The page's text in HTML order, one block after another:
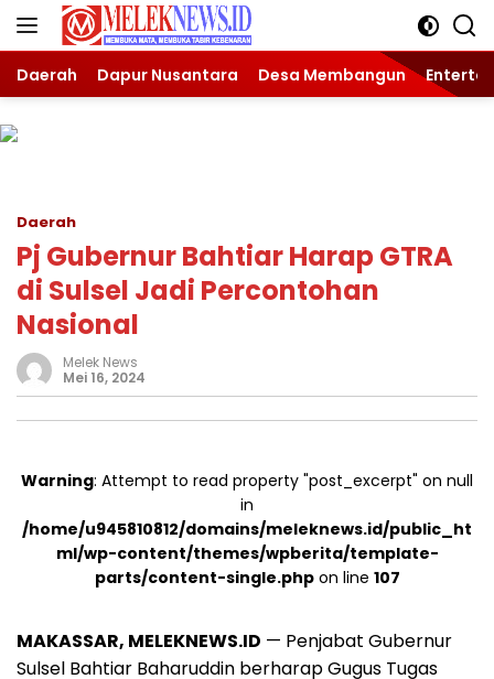
Langsung
Daerah Dapur Nusantara Desa Membangun
Daerah
Pj Gubernur Bahtiar Harap GTRA
di Sulsel Jadi Percontohan
Nasional
Melek News
Mei 16, 2024
Warning: Attempt to read property "post_excerpt" on null
in
/home/u945810812/domains/meleknews.id/public_ht
ml/wp-content/themes/wpberita/template-
parts/content-single.phpon line 107
MAKASSAR, MELEKNEWS.ID — Penjabat Gubernur
Sulsel Bahtiar Baharuddin berharap Gugus Tugas